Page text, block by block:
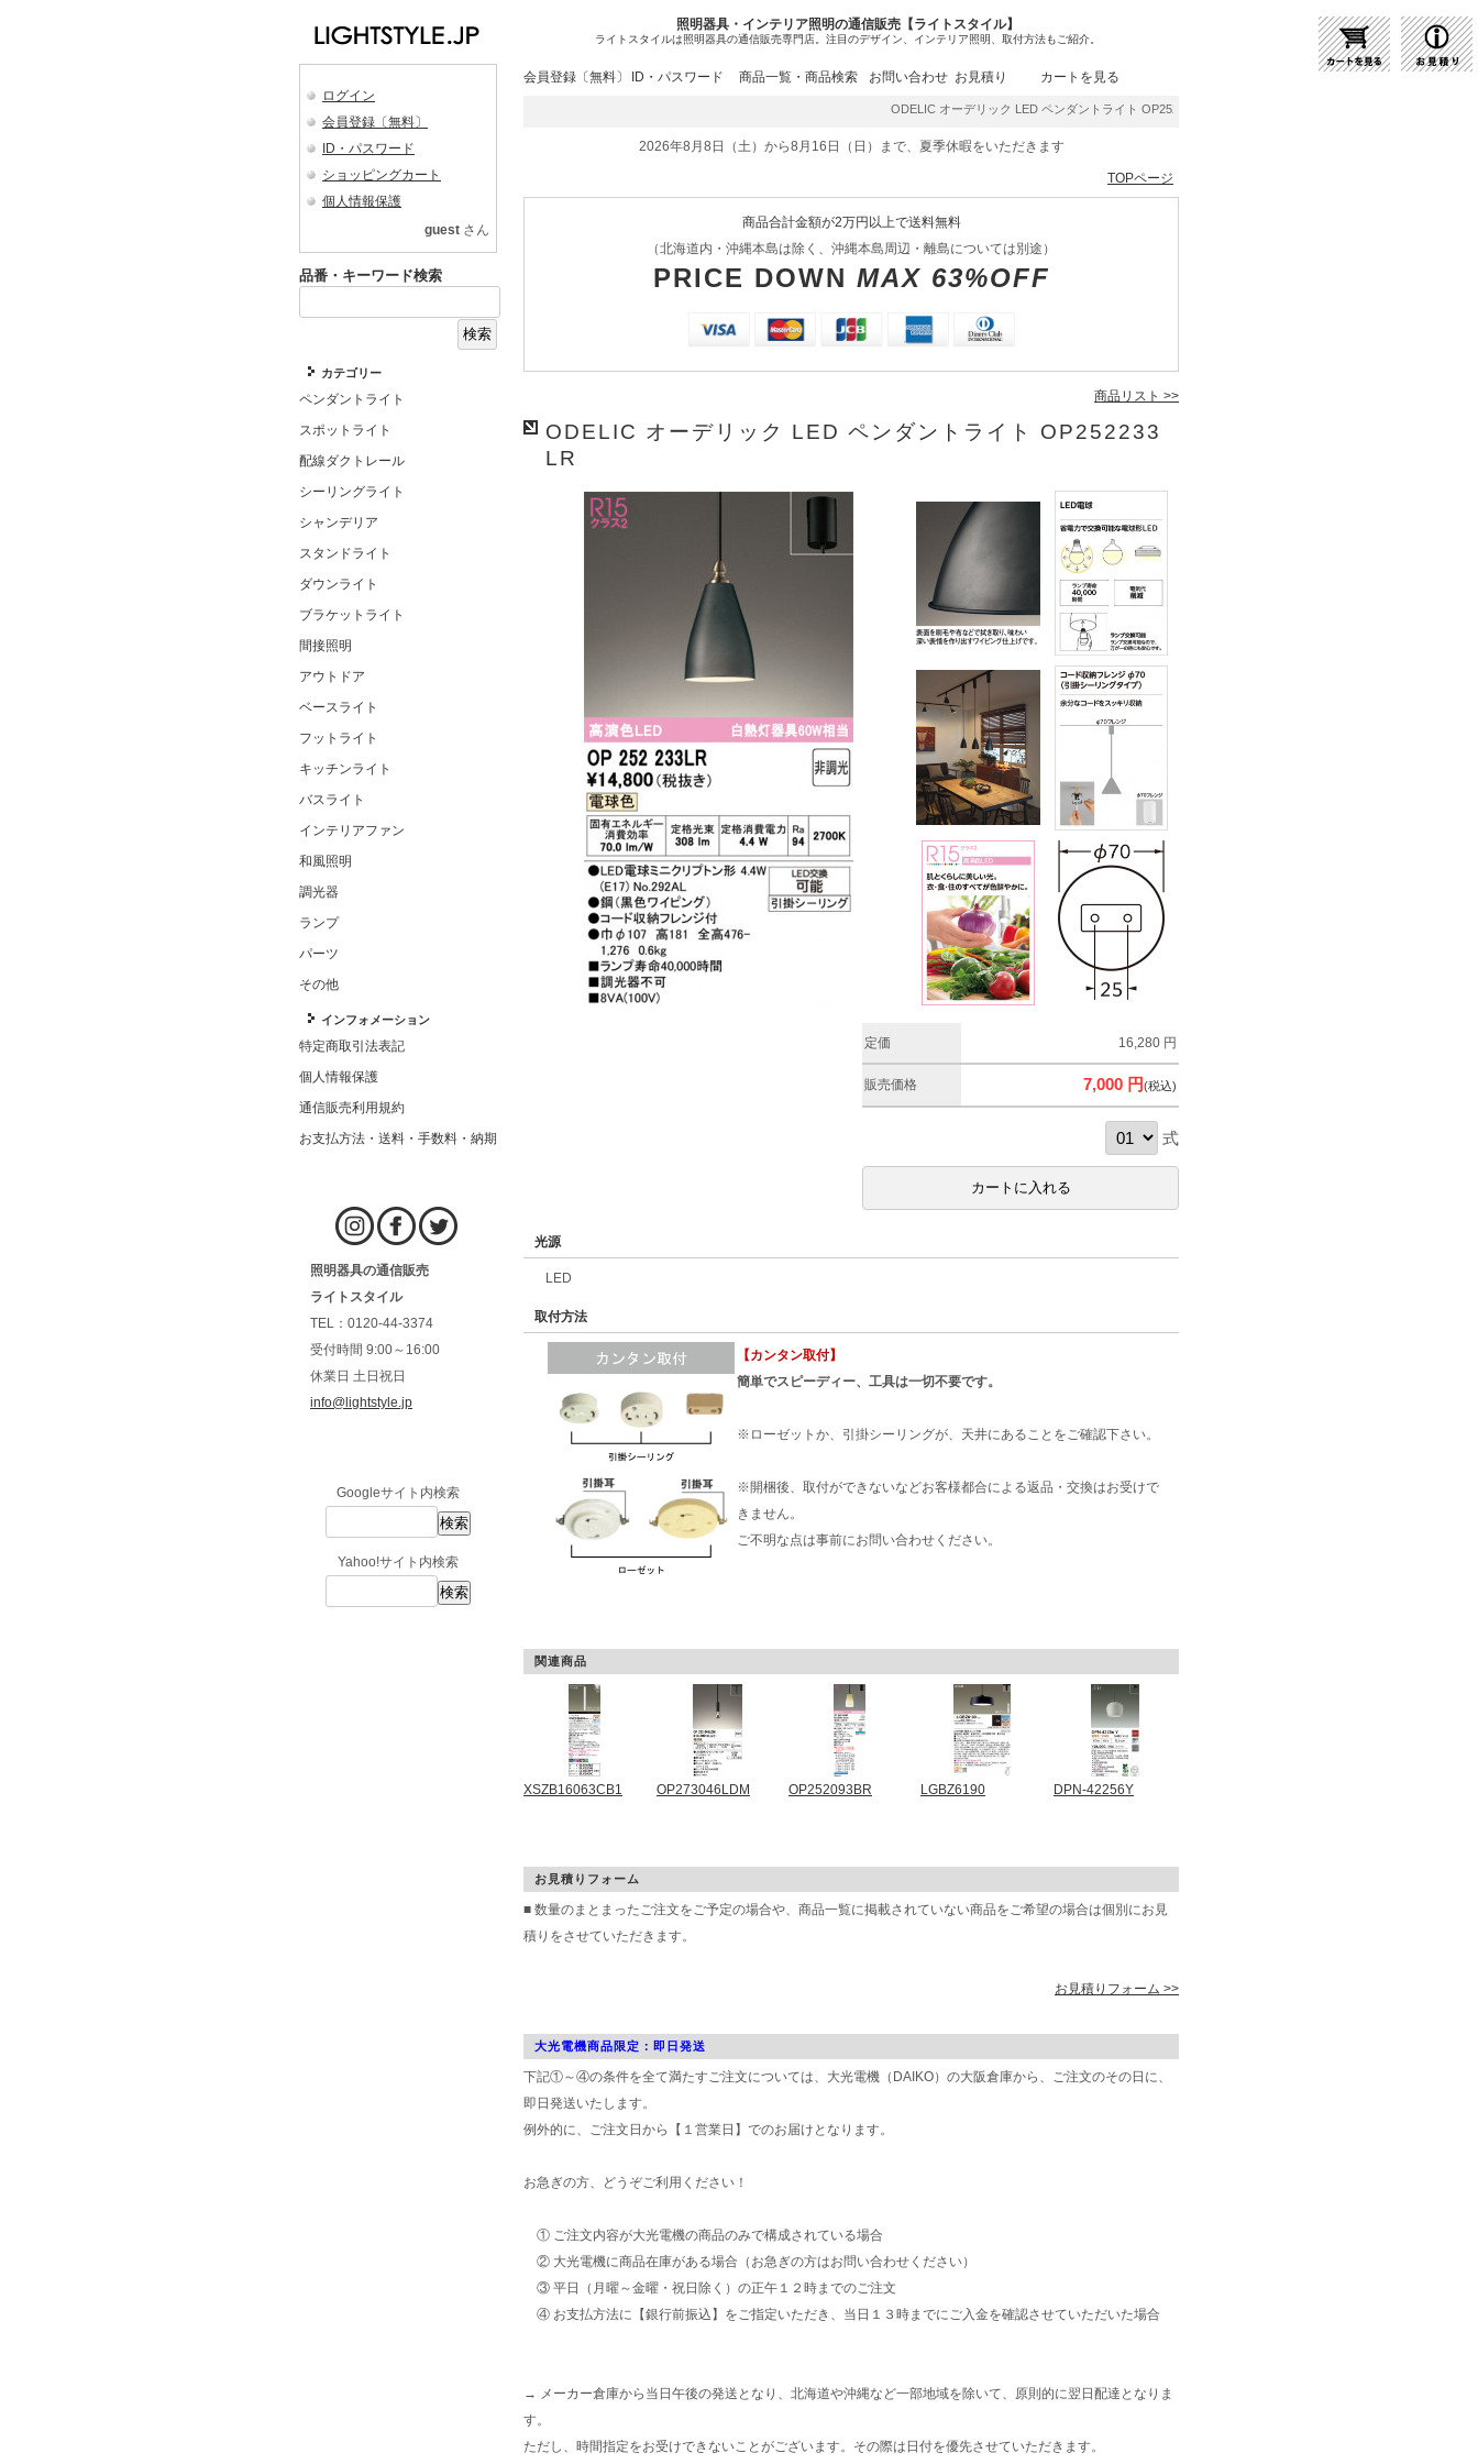
照明器具・インテリア照明の通信販売【ライトスタイル】
ライトスタイルは照明器具の通信販売専門店。注目のデザイン、インテリア照明、取付方法もご紹介。
ログイン
会員登録〔無料〕
ID・パスワード
ショッピングカート
個人情報保護
guest さん
品番・キーワード検索
カテゴリー
ペンダントライト
スポットライト
配線ダクトレール
シーリングライト
シャンデリア
スタンドライト
ダウンライト
ブラケットライト
間接照明
アウトドア
ベースライト
フットライト
キッチンライト
バスライト
インテリアファン
和風照明
調光器
ランプ
パーツ
その他
インフォメーション
特定商取引法表記
個人情報保護
通信販売利用規約
お支払方法・送料・手数料・納期
照明器具の通信販売
ライトスタイル
TEL：0120-44-3374
受付時間 9:00～16:00
休業日 土日祝日
info@lightstyle.jp
Googleサイト内検索
Yahoo!サイト内検索
会員登録〔無料〕 ID・パスワード 商品一覧・商品検索 お問い合わせ お見積り カートを見る
ODELIC オーデリック LED ペンダントライト OP252233LR | 商品紹介 | 照明器具の通販・インテリア照明の通
2026年8月8日（土）から8月16日（日）まで、夏季休暇をいただきます
TOPページ
商品合計金額が2万円以上で送料無料
（北海道内・沖縄本島は除く、沖縄本島周辺・離島については別途）
PRICE DOWN MAX 63%OFF
商品リスト >>
ODELIC オーデリック LED ペンダントライト OP252233
LR
定価 16,280 円
販売価格 7,000 円(税込)
式
光源
LED
取付方法
【カンタン取付】
簡単でスピーディー、工具は一切不要です。
※ローゼットか、引掛シーリングが、天井にあることをご確認下さい。
※開梱後、取付ができないなどお客様都合による返品・交換はお受けで
きません。
ご不明な点は事前にお問い合わせください。
関連商品
XSZB16063CB1 OP273046LDM OP252093BR LGBZ6190 DPN-42256Y
お見積りフォーム
■ 数量のまとまったご注文をご予定の場合や、商品一覧に掲載されていない商品をご希望の場合は個別にお見
積りをさせていただきます。
お見積りフォーム >>
大光電機商品限定：即日発送
下記①～④の条件を全て満たすご注文については、大光電機（DAIKO）の大阪倉庫から、ご注文のその日に、
即日発送いたします。
例外的に、ご注文日から【１営業日】でのお届けとなります。
お急ぎの方、どうぞご利用ください！
① ご注文内容が大光電機の商品のみで構成されている場合
② 大光電機に商品在庫がある場合（お急ぎの方はお問い合わせください）
③ 平日（月曜～金曜・祝日除く）の正午１２時までのご注文
④ お支払方法に【銀行前振込】をご指定いただき、当日１３時までにご入金を確認させていただいた場合
→ メーカー倉庫から当日午後の発送となり、北海道や沖縄など一部地域を除いて、原則的に翌日配達となりま
す。
ただし、時間指定をお受けできないことがございます。その際は日付を優先させていただきます。